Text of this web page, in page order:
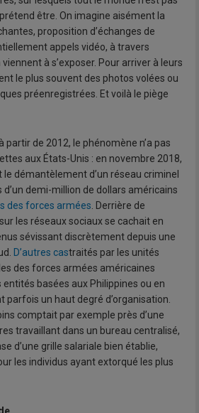
être. On imagine aisément la
proposition d’échanges de
appels vidéo, à travers
à s’exposer. Pour arriver à leurs
le plus souvent des photos volées ou
préenregistrées. Et voilà le piège
partir de 2012, le phénomène n’a pas
aux États-Unis : en novembre 2018,
le démantèlement d’un réseau criminel
d’un demi-million de dollars américains
des forces armées . Derrière de
les réseaux sociaux se cachait en
sévissant discrètement depuis une
D’autres castraités par les unités
des forces armées américaines
basées aux Philippines ou en
parfois un haut degré d’organisation.
comptait par exemple près d’une
travaillant dans un bureau centralisé,
d’une grille salariale bien établie,
les individus ayant extorqué les plus